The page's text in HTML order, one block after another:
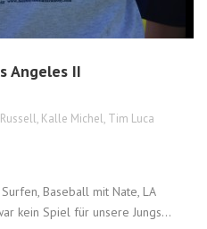
Angeles II
, Kalle Michel, Tim Luca
Baseball mit Nate, LA
kein Spiel für unsere Jungs...